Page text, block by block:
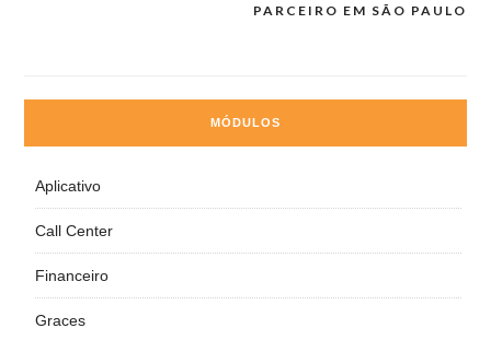
PARCEIRO EM SÃO PAULO
MÓDULOS
Aplicativo
Call Center
Financeiro
Graces